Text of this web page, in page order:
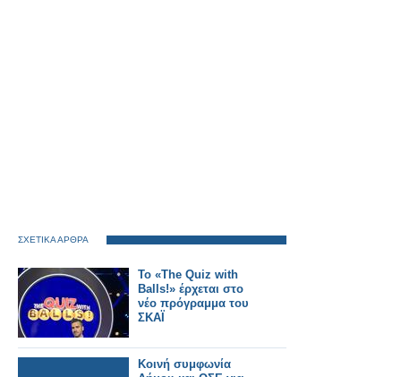
ΣΧΕΤΙΚΑ ΑΡΘΡΑ
Το «The Quiz with
Balls!» έρχεται στο
νέο πρόγραμμα του
ΣΚΑΪ
Κοινή συμφωνία